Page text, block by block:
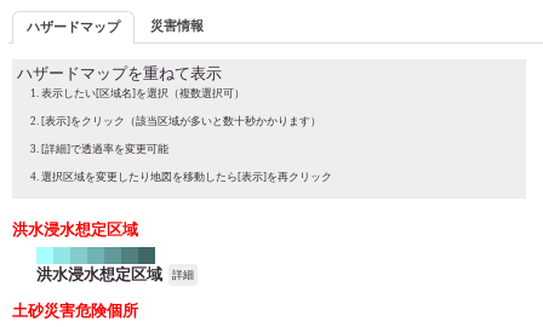
ハザードマップ 災害情報
ハザードマップを重ねて表示
表示したい[区域名]を選択（複数選択可）
[表示]をクリック（該当区域が多いと数十秒かかります）
[詳細]で透過率を変更可能
選択区域を変更したり地図を移動したら[表示]を再クリック
洪水浸水想定区域
洪水浸水想定区域 詳細
土砂災害危険個所